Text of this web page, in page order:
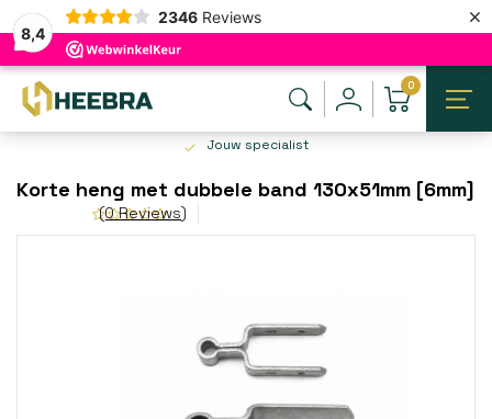
8,4
2346 Reviews ×
0
Jouw specialist
Korte heng met dubbele band 130x51mm [6mm]
(0 Reviews)